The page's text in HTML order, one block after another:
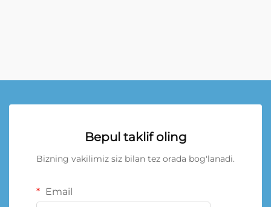
Bepul taklif oling
Bizning vakilimiz siz bilan tez orada bog'lanadi.
Email